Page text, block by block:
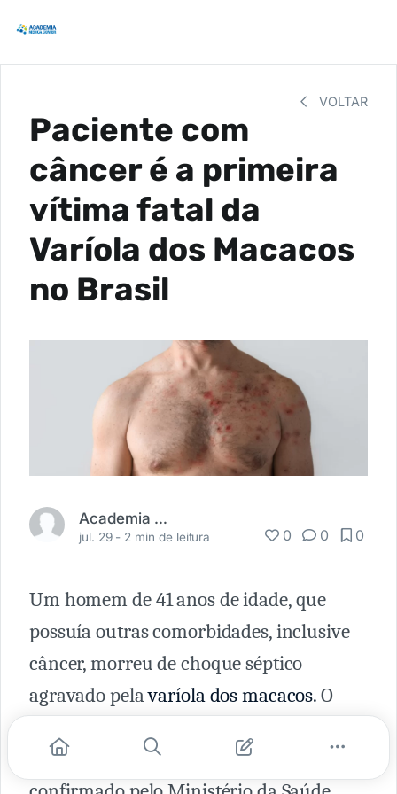
VOLTAR
Paciente com
câncer é a primeira
vítima fatal da
Varíola dos Macacos
no Brasil
Academia Médica
jul. 29 - 2 min de leitura 0 0 0
Um homem de 41 anos de idade, que
possuía outras comorbidades, inclusive
câncer, morreu de choque séptico
agravado pelavaríola dos macacos.O
Belo Horizonte, em Minas Gerais e foi